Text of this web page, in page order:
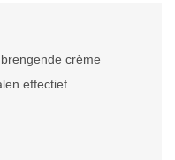
crème
effectief